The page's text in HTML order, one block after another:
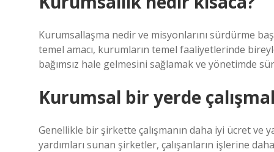
Kurumsallaşma nedir ve misyonlarını sürdürme
temel amacı, kurumların temel faaliyetlerinde
bağımsız hale gelmesini sağlamak ve yönetimde
Kurumsal bir yerde
Genellikle bir şirkette çalışmanın daha iyi ücret ve
yardımları sunan şirketler, çalışanların işlerine